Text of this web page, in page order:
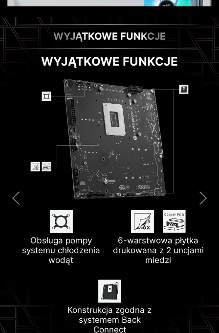
WYJĄTKOWE FUNKCJE
WYJĄTKOWE FUNKCJE
Obsługa pompy
systemu chłodzenia
wodąt
6-warstwowa płytka
drukowana z 2 uncjami
miedzi
Konstrukcja zgodna z
systemem Back
Connect
Radiator Extended
Heatsink
System M.2 Shield
Frozr
Radiator z
podkładkami
termicznymi 7W/mK
Sieć LAN 2.5G
Bezprzewodowa sieć
LAN Wi-Fi 6E
Technologia Memory
Zgodność z Lightning